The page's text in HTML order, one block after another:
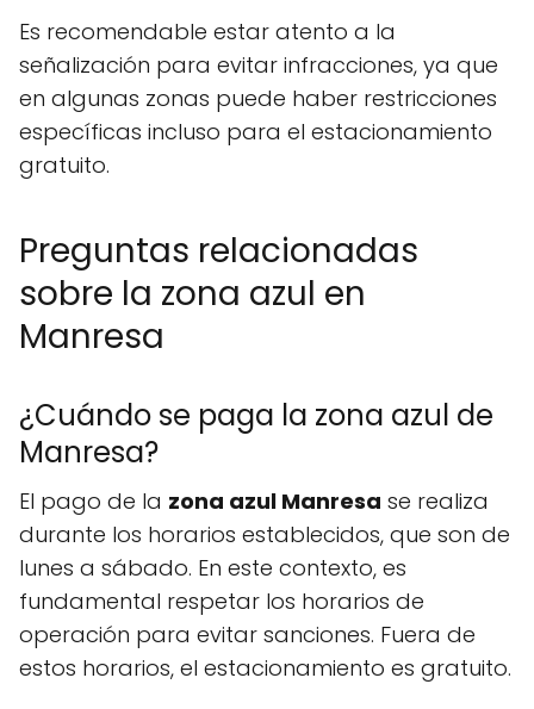
Es recomendable estar atento a la
señalización para evitar infracciones, ya que
en algunas zonas puede haber restricciones
específicas incluso para el estacionamiento
gratuito.
Preguntas relacionadas
sobre la zona azul en
Manresa
¿Cuándo se paga la zona azul de
Manresa?
El pago de la zona azul Manresa se realiza
durante los horarios establecidos, que son de
lunes a sábado. En este contexto, es
fundamental respetar los horarios de
operación para evitar sanciones. Fuera de
estos horarios, el estacionamiento es gratuito.